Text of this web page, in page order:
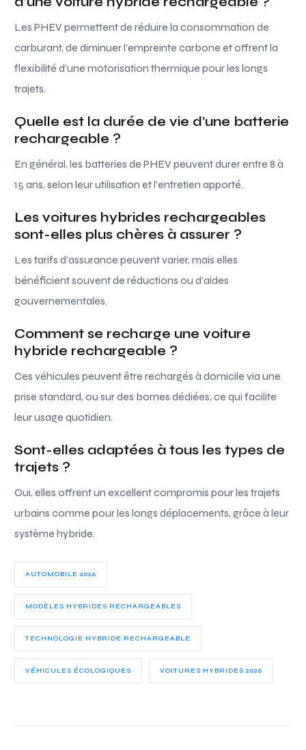
Les PHEV permettent de réduire la consommation de
carburant, de diminuer l’empreinte carbone et offrent la
flexibilité d’une motorisation thermique pour les longs
trajets.
Quelle est la durée de vie d’une batterie
rechargeable ?
En général, les batteries de PHEV peuvent durer entre 8 à
15 ans, selon leur utilisation et l’entretien apporté.
Les voitures hybrides rechargeables
sont-elles plus chères à assurer ?
Les tarifs d’assurance peuvent varier, mais elles
bénéficient souvent de réductions ou d’aides
gouvernementales.
Comment se recharge une voiture
hybride rechargeable ?
Ces véhicules peuvent être rechargés à domicile via une
prise standard, ou sur des bornes dédiées, ce qui facilite
leur usage quotidien.
Sont-elles adaptées à tous les types de
trajets ?
Oui, elles offrent un excellent compromis pour les trajets
urbains comme pour les longs déplacements, grâce à leur
système hybride.
AUTOMOBILE 2026
MODÈLES HYBRIDES RECHARGEABLES
TECHNOLOGIE HYBRIDE RECHARGEABLE
VÉHICULES ÉCOLOGIQUES VOITURES HYBRIDES 2026